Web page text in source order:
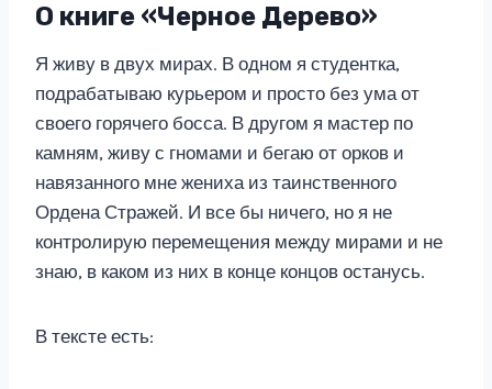
О книге «Черное Дерево»
Я живу в двух мирах. В одном я студентка,
подрабатываю курьером и просто без ума от
своего горячего босса. В другом я мастер по
камням, живу с гномами и бегаю от орков и
навязанного мне жениха из таинственного
Ордена Стражей. И все бы ничего, но я не
контролирую перемещения между мирами и не
знаю, в каком из них в конце концов останусь.
В тексте есть: